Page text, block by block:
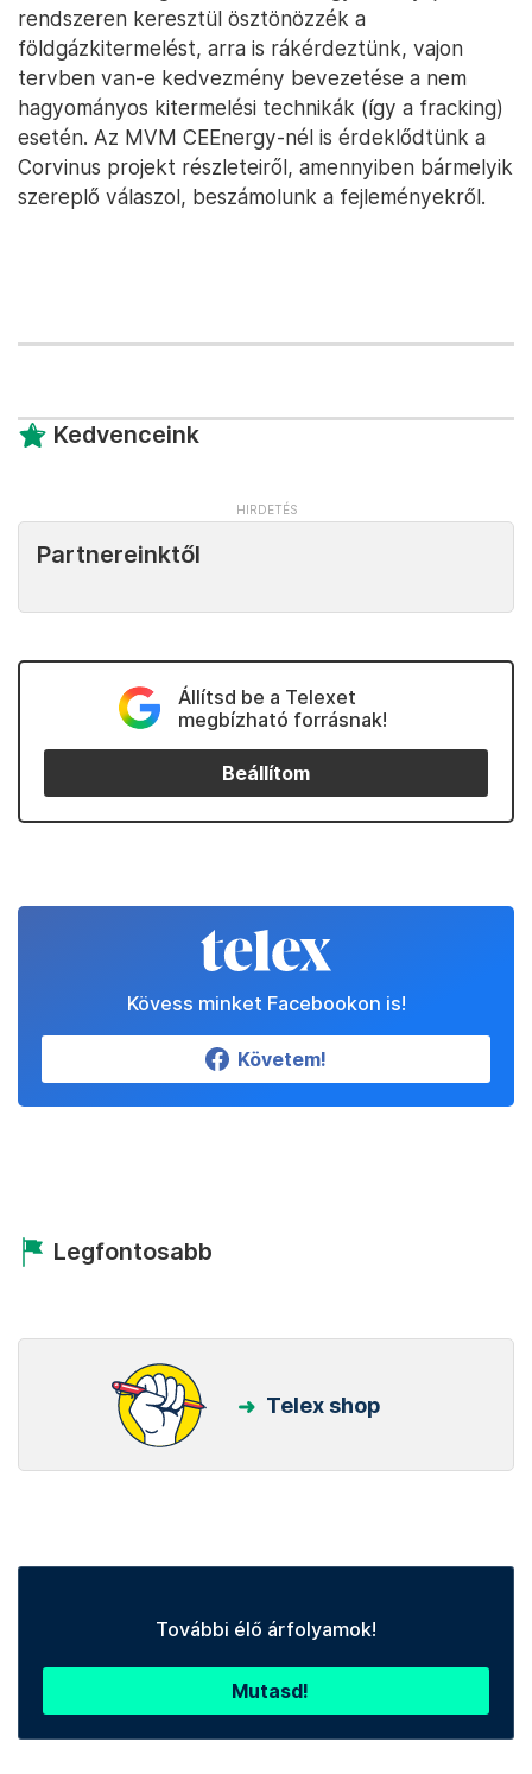
A projekt környezeti vetületével kapcsolatban a
arról, hogyhogy nem az ismertebb, makói kincset
próbálják meg először felszínre hozni, miért nem a
Mol fogja végezni a feltárást, biztosan tartható-e a
várhatóan a bányászat? Mivel a tárca közleménye
földgázkitermelést, arra is rákérdeztünk, vajon
tervben van-e kedvezmény bevezetése a nem
hagyományos kitermelési technikák (így a fracking)
esetén. Az MVM CEEnergy-nél is érdeklődtünk a
Corvinus projekt részleteiről, amennyiben bármelyik
megbízható forrásnak!
Kövess minket Facebookon is!
Követem!